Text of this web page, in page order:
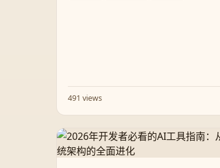
491 views